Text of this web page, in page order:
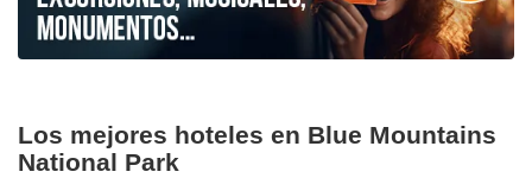
Los mejores hoteles en Blue Mountains
National Park